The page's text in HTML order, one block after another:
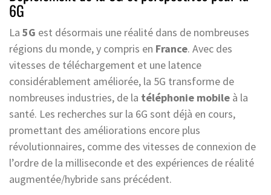
6G
La 5G est désormais une réalité dans de nombreuses
régions du monde, y compris en France. Avec des
vitesses de téléchargement et une latence
considérablement améliorée, la 5G transforme de
nombreuses industries, de la téléphonie mobile à la
santé. Les recherches sur la 6G sont déjà en cours,
promettant des améliorations encore plus
révolutionnaires, comme des vitesses de connexion de
l’ordre de la milliseconde et des expériences de réalité
augmentée/hybride sans précédent.